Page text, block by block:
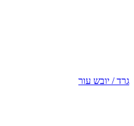
גרד / יובש עור